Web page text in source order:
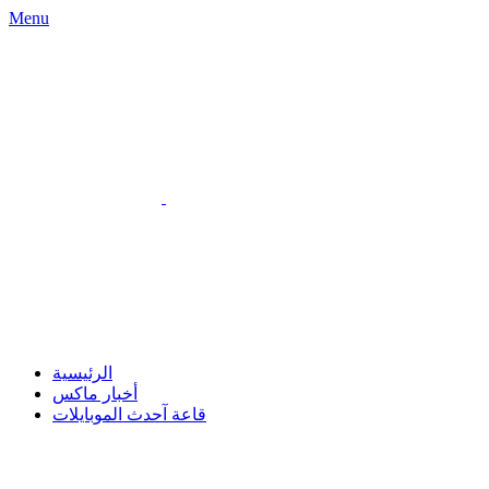
Menu
الرئيسية
أخبار ماكس
قاعة آحدث الموبايلات